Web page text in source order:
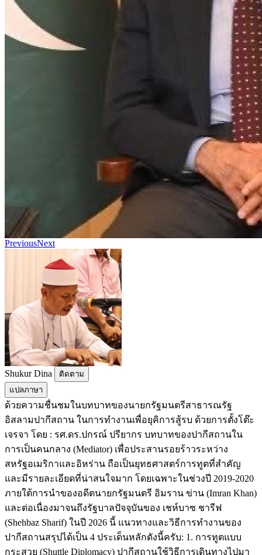
PreviousNext
Shukur Dina
ติดตาม
แปลภาษา
ด้วยความชื่นชมในบทบาทของนายกรัฐมนตรีสาธารณรัฐ
อิสลามปากีสถาน ในการทำงานเพื่อยุคิการสู้รบ ด้วยการตั้งโต๊ะ
เจรจา โดย : รศ.ดร.ปกรณ์ ปรียากร บทบาทของปากีสถานใน
การเป็นคนกลาง (Mediator) เพื่อประสานรอยร้าวระหว่าง
สหรัฐอเมริกาและอิหร่าน ถือเป็นยุทธศาสตร์การทูตที่สำคัญ
และมีรายละเอียดที่น่าสนใจมาก โดยเฉพาะในช่วงปี 2019-2020
ภายใต้การนำของอดีตนายกรัฐมนตรี อิมราน ข่าน (Imran Khan)
และต่อเนื่องมาจนถึงรัฐบาลปัจจุบันของ เชห์บาซ ชารีฟ
(Shehbaz Sharif) ในปี 2026 นี้ แนวทางและวิธีการทำงานของ
ปากีสถานสรุปได้เป็น 4 ประเด็นหลักดังนี้ครับ: 1. การทูตแบบ
กระสวย (Shuttle Diplomacy) ปากีสถานใช้วิธีการเดินทางไปมา